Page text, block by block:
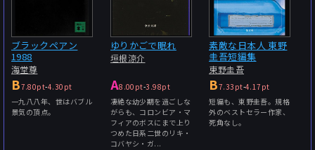
ブラックペアン
1988
海堂尊
B7.80pt-4.30pt
一九八八年、世はバブル
景気の頂点。
ゆりかごで眠れ
垣根涼介
A8.00pt-3.98pt
凄絶な幼少期を過ごしな
がらも、コロンビア・マ
フィアのボスにまで上り
つめた日系二世のリキ・
コバヤシ・ガ...
素敵な日本人 東野
圭吾短編集
東野圭吾
B7.33pt-4.17pt
短編も、東野圭吾。規格
外のベストセラー作家、
死角なし。